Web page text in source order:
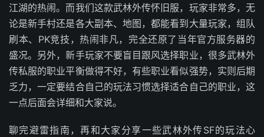
江湖的热闹。而我们这款武林外传怀旧服，玩家非常多，无
论是新手村还是各大副本、地图，都能看到大量玩家，组队
刷本、PK竞技，热闹非凡，完全还原了当年官方服务器的
盛况。另外，新手玩家不要盲目跟风选择职业，很多武林外
传私服的职业平衡做得不好，有些职业看似强势，实则后期
乏力，一定要结合自己的玩法习惯选择适合自己的职业，这
一点后面会详细和大家说。
聊完避雷指南，再和大家分享一些武林外传SF的玩法心